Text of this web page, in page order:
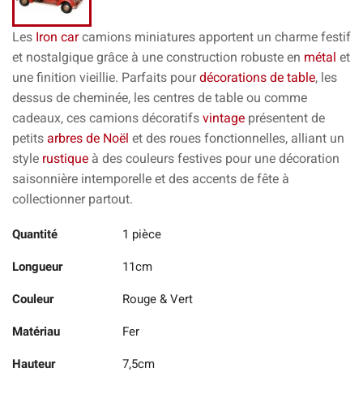
Les Iron carcamions miniatures apportent un charme festif
et nostalgique grâce à une construction robuste en métal et
une finition vieillie. Parfaits pourdécorations de table, les
dessus de cheminée, les centres de table ou comme
cadeaux, ces camions décoratifs vintage présentent de
petits arbres de Noël et des roues fonctionnelles, alliant un
style rustique à des couleurs festives pour une décoration
saisonnière intemporelle et des accents de fête à
collectionner partout.
Quantité 1 pièce
Longueur 11cm
Couleur Rouge & Vert
Matériau Fer
Hauteur 7,5cm